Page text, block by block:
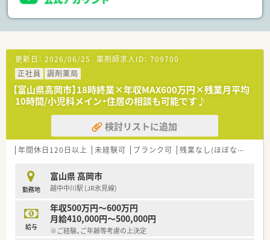
更新日： 2026/06/25 薬剤師求人ID： 709700
正社員
調剤薬局
【富山県高岡市】18時終業×年収MAX600万円×残業月平均
10時間/小児科メイン・住居の相談も可能です♪
検討リストに追加
年間休日120日以上 未経験可 ブランク可 残業なし(ほぼなし含む)
勤務地
富山県 高岡市
越中中川駅 (JR氷見線)
給与
年収500万円～600万円
月給410,000円～500,000円
※ご経験、ご年齢等考慮の上決定